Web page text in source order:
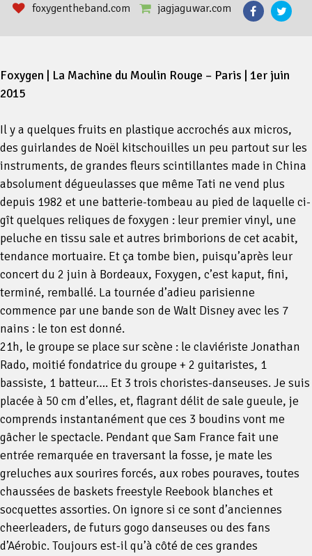
foxygentheband.com jagjaguwar.com
Foxygen | La Machine du Moulin Rouge – Paris | 1er juin
2015
Il y a quelques fruits en plastique accrochés aux micros,
des guirlandes de Noël kitschouilles un peu partout sur les
instruments, de grandes fleurs scintillantes made in China
absolument dégueulasses que même Tati ne vend plus
depuis 1982 et une batterie-tombeau au pied de laquelle ci-
gît quelques reliques de foxygen : leur premier vinyl, une
peluche en tissu sale et autres brimborions de cet acabit,
tendance mortuaire. Et ça tombe bien, puisqu’après leur
concert du 2 juin à Bordeaux, Foxygen, c’est kaput, fini,
terminé, remballé. La tournée d’adieu parisienne
commence par une bande son de Walt Disney avec les 7
nains : le ton est donné.
21h, le groupe se place sur scène : le claviériste Jonathan
Rado, moitié fondatrice du groupe + 2 guitaristes, 1
bassiste, 1 batteur…. Et 3 trois choristes-danseuses. Je suis
placée à 50 cm d’elles, et, flagrant délit de sale gueule, je
comprends instantanément que ces 3 boudins vont me
gâcher le spectacle. Pendant que Sam France fait une
entrée remarquée en traversant la fosse, je mate les
greluches aux sourires forcés, aux robes pouraves, toutes
chaussées de baskets freestyle Reebook blanches et
socquettes assorties. On ignore si ce sont d’anciennes
cheerleaders, de futurs gogo danseuses ou des fans
d’Aérobic. Toujours est-il qu’à côté de ces grandes